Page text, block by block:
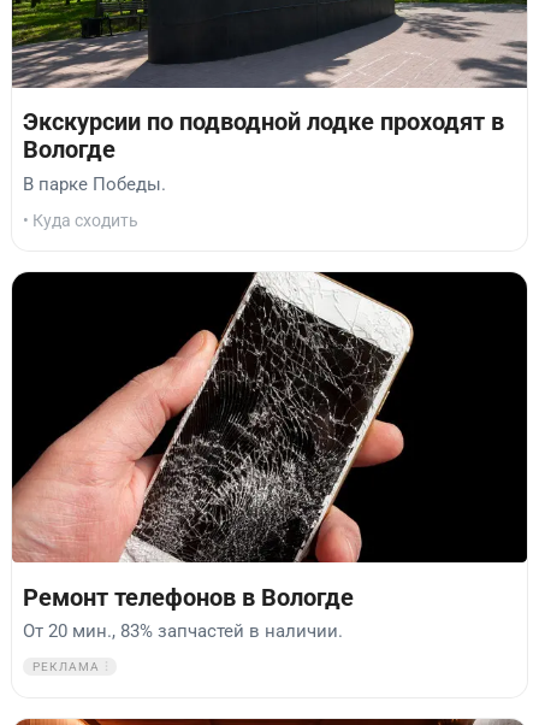
Экскурсии по подводной лодке проходят в
Вологде
В парке Победы.
• Куда сходить
Ремонт телефонов в Вологде
От 20 мин., 83% запчастей в наличии.
РЕКЛАМА